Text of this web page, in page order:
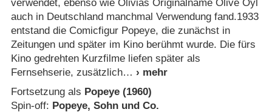
verwendet, ebenso wie Olivias Originalname Olive Oyl
auch in Deutschland manchmal Verwendung fand.1933
entstand die Comicfigur Popeye, die zunächst in
Zeitungen und später im Kino berühmt wurde. Die fürs
Kino gedrehten Kurzfilme liefen später als
Fernsehserie, zusätzlich
Fortsetzung als Popeye (1960)
Spin-off: Popeye, Sohn und Co.